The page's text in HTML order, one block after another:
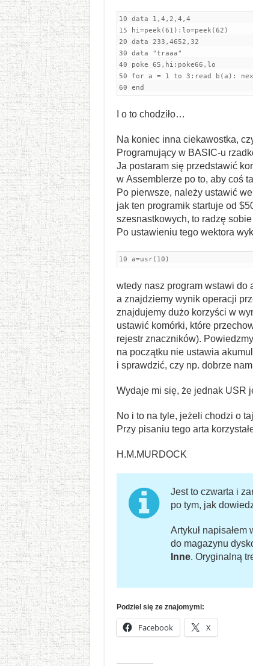
10 data 1,4,2,4,4
15 hi=peek(61):lo=peek(62)
20 data 233,4652,32
30 data "traaa"
40 poke 65,hi:poke66,lo
50 for a = 1 to 3:read b(a):
60 end
I o to chodziło…
Na koniec inna ciekawostka,
Programujący w BASIC-u
Ja postaram się przedstawić
w Assemblerze po to, aby coś
Po pierwsze, należy ustawić
jak ten programik startuje od
szesnastkowych, to radzę
Po ustawieniu tego wektora
10 a=usr(10)
wtedy nasz program wstawi do
a znajdziemy wynik operacji
znajdujemy dużo korzyści w
ustawić komórki, które
rejestr znaczników).
na początku nie ustawia
i sprawdzić, czy np. dobrze nam
Wydaje mi się, że jednak USR
No i to na tyle, jeżeli chodzi o
Przy pisaniu tego arta
H.M.MURDOCK
Jest to czwarta i
po tym, jak
Artykuł
do magazynu
Inne. Oryginalną
Podziel się ze znajomymi:
Facebook X